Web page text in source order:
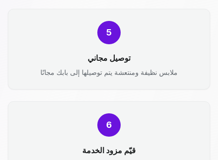
5
توصيل مجاني
ملابس نظيفة ومنتعشة يتم توصيلها إلى بابك مجانًا
6
قيّم مزود الخدمة